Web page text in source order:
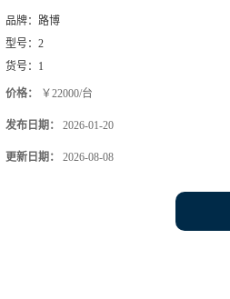
品牌： 路博
型号： 2
货号： 1
价格： ￥22000/台
发布日期： 2026-01-20
更新日期： 2026-08-08